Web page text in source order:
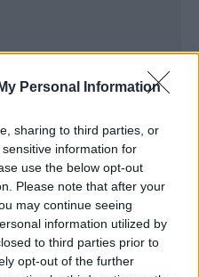
Personal Information
sharing to third parties, or
information for
use the below opt-out
Please note that after your
may continue seeing
information utilized by
to third parties prior to
opt-out of the further
RABAT se
especialmente